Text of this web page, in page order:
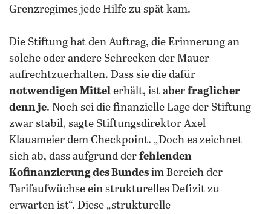
Grenzregimes jede Hilfe zu spät kam.
Die Stiftung hat den Auftrag, die Erinnerung an
solche oder andere Schrecken der Mauer
aufrechtzuerhalten. Dass sie die dafür
notwendigen Mittel erhält, ist aber fraglicher
denn je. Noch sei die finanzielle Lage der Stiftung
zwar stabil, sagte Stiftungsdirektor Axel
Klausmeier dem Checkpoint. „Doch es zeichnet
sich ab, dass aufgrund der fehlenden
Kofinanzierung des Bundes im Bereich der
Tarifaufwüchse ein strukturelles Defizit zu
erwarten ist“. Diese „strukturelle